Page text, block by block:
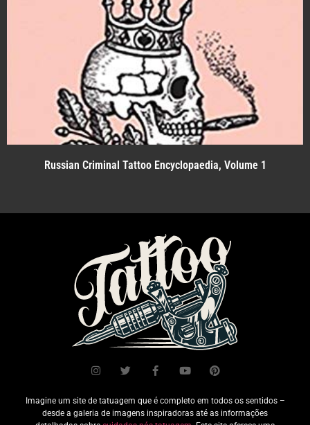
Russian Criminal Tattoo Encyclopaedia, Volume 1
Imagine um site de tatuagem que é completo em todos os sentidos –
desde a galeria de imagens inspiradoras até as informações